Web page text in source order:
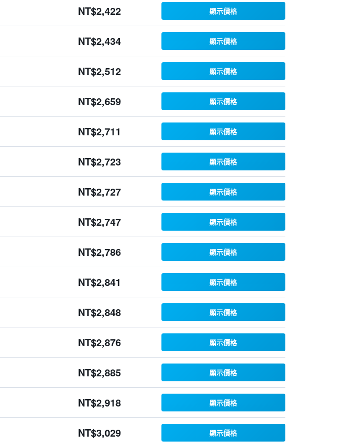
NT$2,422 顯示價格
NT$2,434 顯示價格
NT$2,512 顯示價格
NT$2,659 顯示價格
NT$2,711 顯示價格
NT$2,723 顯示價格
NT$2,727 顯示價格
NT$2,747 顯示價格
NT$2,786 顯示價格
NT$2,841 顯示價格
NT$2,848 顯示價格
NT$2,876 顯示價格
NT$2,885 顯示價格
NT$2,918 顯示價格
NT$3,029 顯示價格